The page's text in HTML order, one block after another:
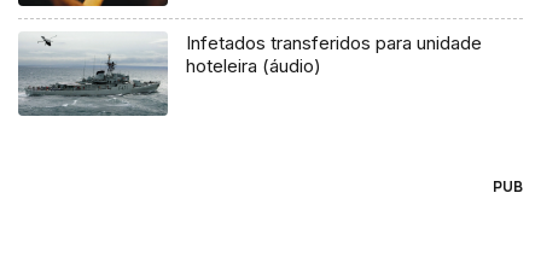
Infetados transferidos para unidade
hoteleira (áudio)
PUB